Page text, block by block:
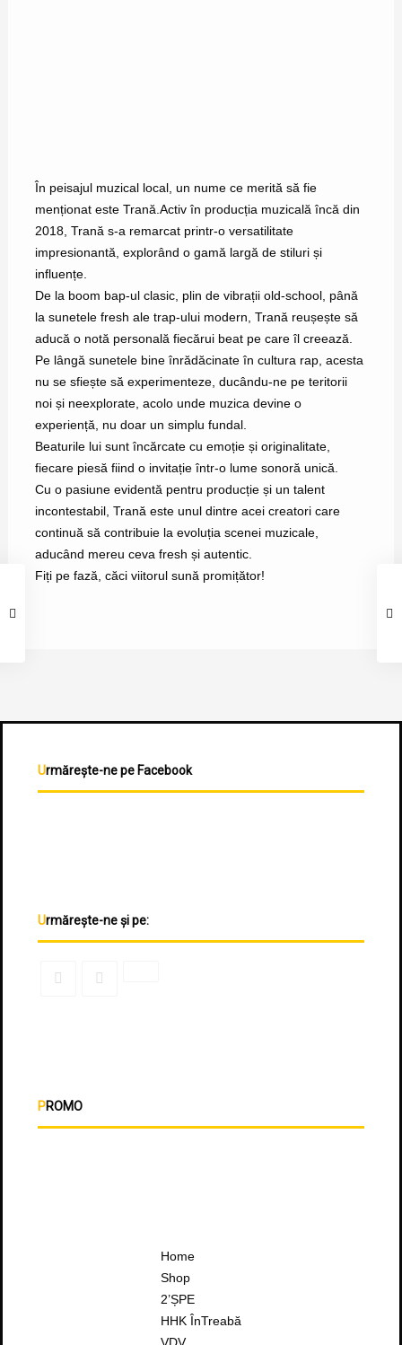
În peisajul muzical local, un nume ce merită să fie
menționat este Trană.Activ în producția muzicală încă din
2018, Trană s-a remarcat printr-o versatilitate
impresionantă, explorând o gamă largă de stiluri și
influențe.
De la boom bap-ul clasic, plin de vibrații old-school, până
la sunetele fresh ale trap-ului modern, Trană reușește să
aducă o notă personală fiecărui beat pe care îl creează.
Pe lângă sunetele bine înrădăcinate în cultura rap, acesta
nu se sfiește să experimenteze, ducându-ne pe teritorii
noi și neexplorate, acolo unde muzica devine o
experiență, nu doar un simplu fundal.
Beaturile lui sunt încărcate cu emoție și originalitate,
fiecare piesă fiind o invitație într-o lume sonoră unică.
Cu o pasiune evidentă pentru producție și un talent
incontestabil, Trană este unul dintre acei creatori care
continuă să contribuie la evoluția scenei muzicale,
aducând mereu ceva fresh și autentic.
Fiți pe fază, căci viitorul sună promițător!
Urmărește-ne pe Facebook
Urmărește-ne și pe:
PROMO
Home
Shop
2’ȘPE
HHK ÎnTreabă